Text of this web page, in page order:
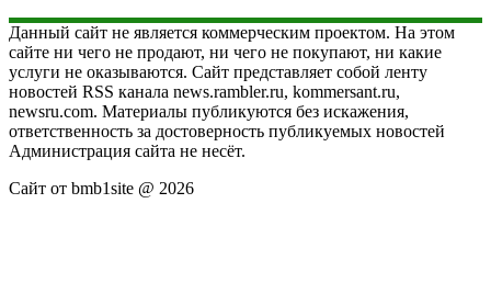
Данный сайт не является коммерческим проектом. На этом
сайте ни чего не продают, ни чего не покупают, ни какие
услуги не оказываются. Сайт представляет собой ленту
новостей RSS канала news.rambler.ru, kommersant.ru,
newsru.com. Материалы публикуются без искажения,
ответственность за достоверность публикуемых новостей
Администрация сайта не несёт.
Сайт от bmb1site @ 2026